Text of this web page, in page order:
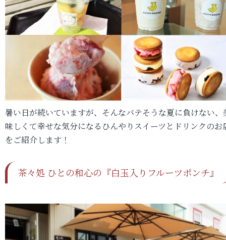
暑い日が続いていますが、そんなバテそうな夏に負けない、
味しくて幸せな気分になるひんやりスイーツとドリンクのお
をご紹介します！
茶々処 ひとの和心の『白玉入りフルーツポンチ』